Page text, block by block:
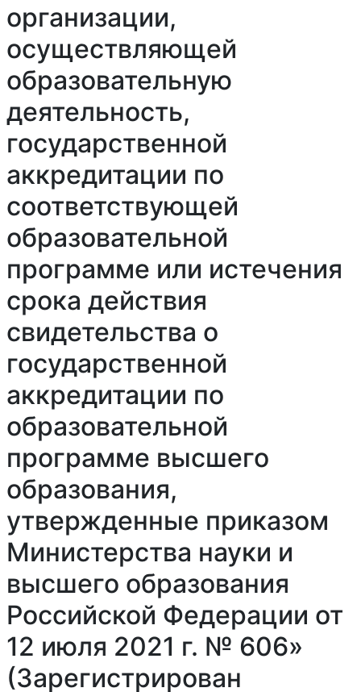
организации,
осуществляющей
образовательную
деятельность,
государственной
аккредитации по
соответствующей
образовательной
программе или истечения
срока действия
свидетельства о
государственной
аккредитации по
образовательной
программе высшего
образования,
утвержденные приказом
Министерства науки и
высшего образования
Российской Федерации от
12 июля 2021 г. № 606»
(Зарегистрирован